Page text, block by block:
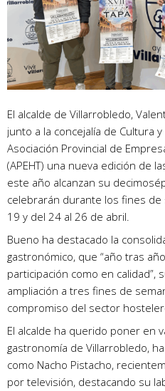
El alcalde de Villarrobledo,
junto a la concejalía de Cultura
Asociación Provincial de
(APEHT) una nueva edición de
este año alcanzan su
celebrarán durante los fines de
19 y del 24 al 26 de abril.
Bueno ha destacado la
gastronómico, que “año tras
participación como en calidad”,
ampliación a tres fines de
compromiso del sector
El alcalde ha querido poner en
gastronomía de Villarrobledo,
como Nacho Pistacho,
por televisión, destacando su